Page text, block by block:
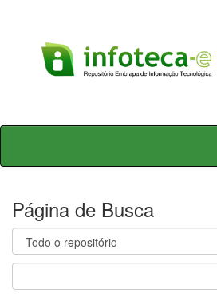
Skip
Página de Busca